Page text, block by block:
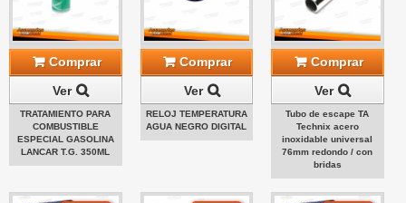
Comprar
Ver
TRATAMIENTO PARA
COMBUSTIBLE
ESPECIAL GASOLINA
LANCAR T.G. 350ML
Comprar
Ver
RELOJ TEMPERATURA
AGUA NEGRO DIGITAL
Comprar
Ver
Tubo de escape TA
Technix acero
inoxidable universal
76mm redondo / con
bridas